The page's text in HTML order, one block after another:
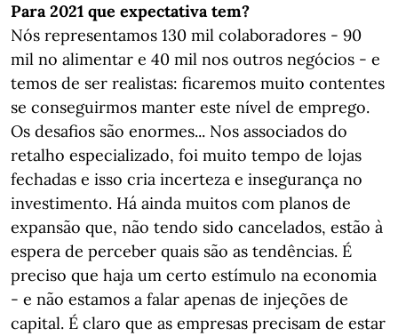
Para 2021 que expectativa tem?
Nós representamos 130 mil colaboradores - 90
mil no alimentar e 40 mil nos outros negócios - e
temos de ser realistas: ficaremos muito contentes
se conseguirmos manter este nível de emprego.
Os desafios são enormes... Nos associados do
retalho especializado, foi muito tempo de lojas
fechadas e isso cria incerteza e insegurança no
investimento. Há ainda muitos com planos de
expansão que, não tendo sido cancelados, estão à
espera de perceber quais são as tendências. É
preciso que haja um certo estímulo na economia
- e não estamos a falar apenas de injeções de
capital. É claro que as empresas precisam de estar